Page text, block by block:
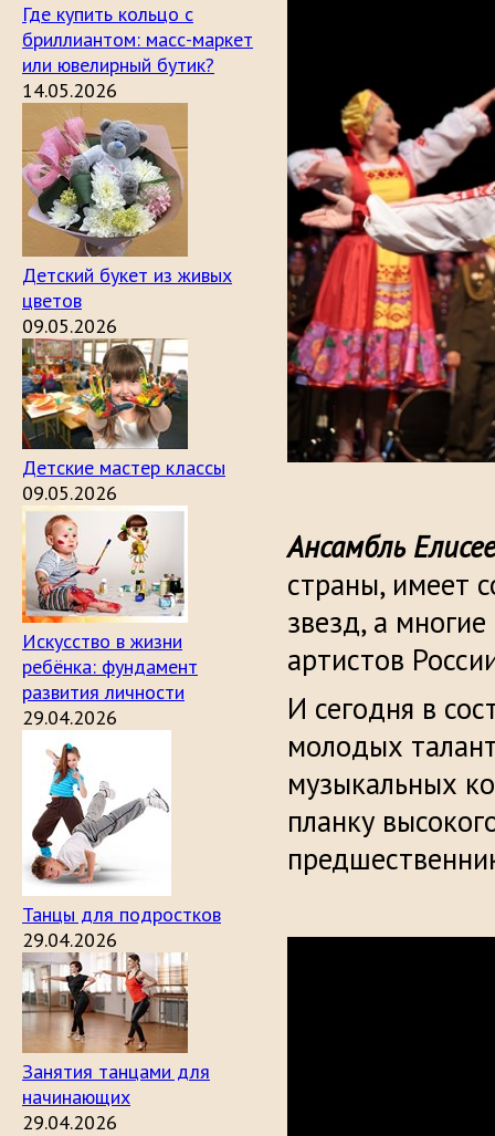
Где купить кольцо с
бриллиантом: масс-маркет
или ювелирный бутик?
14.05.2026
Детский букет из живых
цветов
09.05.2026
Детские мастер классы
09.05.2026
Искусство в жизни
ребёнка: фундамент
развития личности
29.04.2026
Танцы для подростков
29.04.2026
Занятия танцами для
начинающих
29.04.2026
Ансамбль
страны, имеет
звезд, а
артистов
И сегодня в
молодых
музыкальных
планку